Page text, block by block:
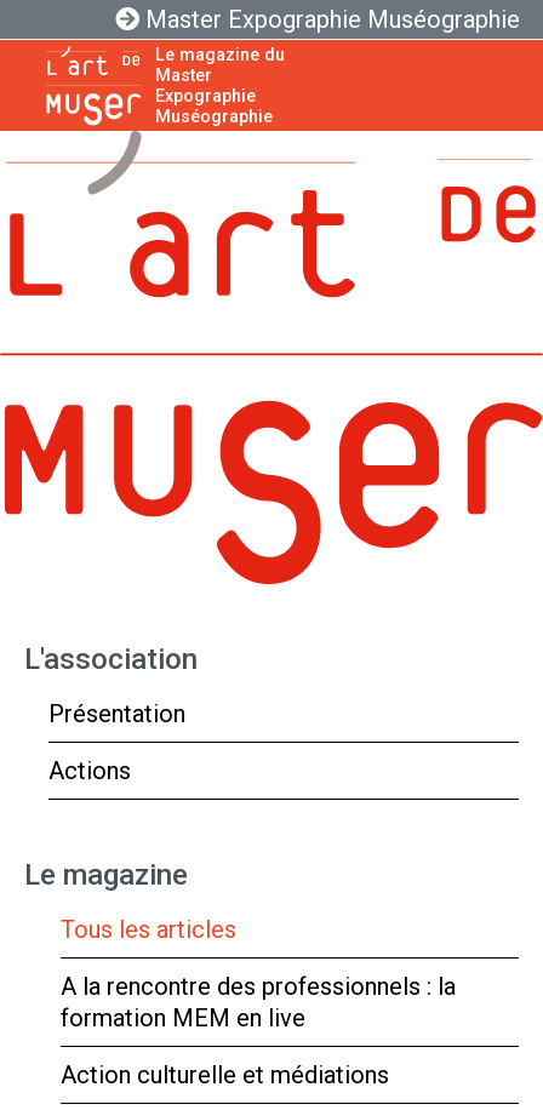
Master Expographie Muséographie
Le magazine du
Master
Expographie
Muséographie
L'association
Présentation
Actions
Le magazine
Tous les articles
A la rencontre des professionnels : la
formation MEM en live
Action culturelle et médiations